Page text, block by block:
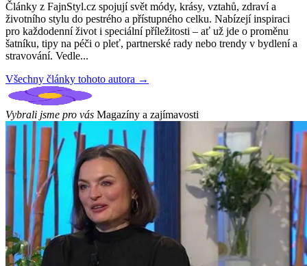
Články z FajnStyl.cz spojují svět módy, krásy, vztahů, zdraví a
životního stylu do pestrého a přístupného celku. Nabízejí inspiraci
pro každodenní život i speciální příležitosti – ať už jde o proměnu
šatníku, tipy na péči o pleť, partnerské rady nebo trendy v bydlení a
stravování. Vedle...
Všechny články tohoto autora →
Vybrali jsme pro vás Magazíny a zajímavosti